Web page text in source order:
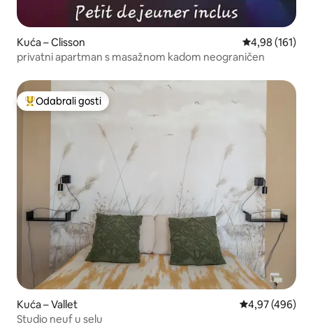
Kuća – Clisson Prosječna
4,98 (161)
privatni apartman s masažnom kadom neograničen
Među najviše rangiranima s oznakom „Odabrali gosti”
Odabrali gosti
Kuća – Vallet Prosječna
4,97 (496)
Studio neuf u selu